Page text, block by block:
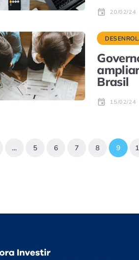
20/02/24
Brasil
15/02/24
… 5 6 7 8 9